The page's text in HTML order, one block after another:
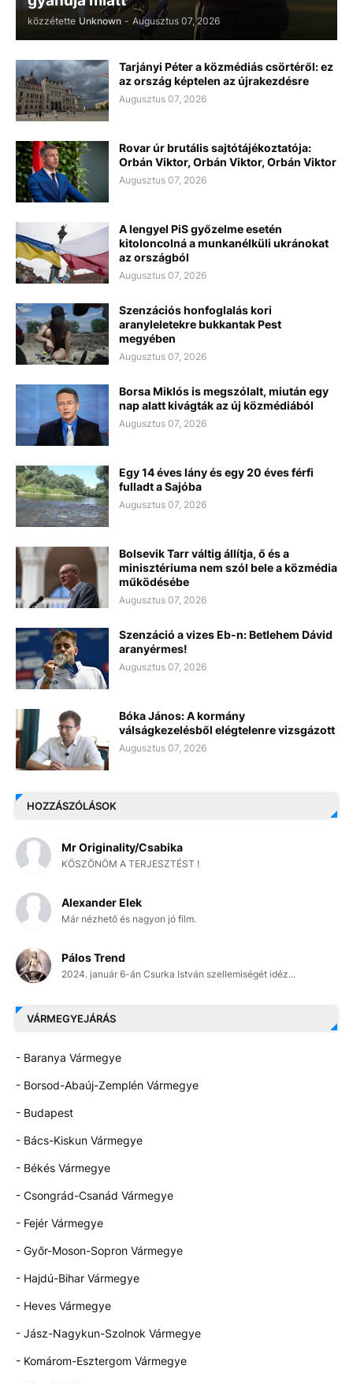
közzétette Unknown - Augusztus 07, 2026
Tarjányi Péter a közmédiás csörtéről: ez
az ország képtelen az újrakezdésre
Augusztus 07, 2026
Rovar úr brutális sajtótájékoztatója:
Orbán Viktor, Orbán Viktor, Orbán Viktor
Augusztus 07, 2026
A lengyel PiS győzelme esetén
kitoloncolná a munkanélküli ukránokat
az országból
Augusztus 07, 2026
Szenzációs honfoglalás kori
aranyleletekre bukkantak Pest
megyében
Augusztus 07, 2026
Borsa Miklós is megszólalt, miután egy
nap alatt kivágták az új közmédiából
Augusztus 07, 2026
Egy 14 éves lány és egy 20 éves férfi
fulladt a Sajóba
Augusztus 07, 2026
Bolsevik Tarr váltig állítja, ő és a
minisztériuma nem szól bele a közmédia
működésébe
Augusztus 07, 2026
Szenzáció a vizes Eb-n: Betlehem Dávid
aranyérmes!
Augusztus 07, 2026
Bóka János: A kormány
válságkezelésből elégtelenre vizsgázott
Augusztus 07, 2026
HOZZÁSZÓLÁSOK
Mr Originality/Csabika
KÖSZÖNÖM A TERJESZTÉST !
Alexander Elek
Már nézhető és nagyon jó film.
Pálos Trend
2024. január 6-án Csurka István szellemiségét idéz...
VÁRMEGYEJÁRÁS
- Baranya Vármegye
- Borsod-Abaúj-Zemplén Vármegye
- Budapest
- Bács-Kiskun Vármegye
- Békés Vármegye
- Csongrád-Csanád Vármegye
- Fejér Vármegye
- Győr-Moson-Sopron Vármegye
- Hajdú-Bihar Vármegye
- Heves Vármegye
- Jász-Nagykun-Szolnok Vármegye
- Komárom-Esztergom Vármegye